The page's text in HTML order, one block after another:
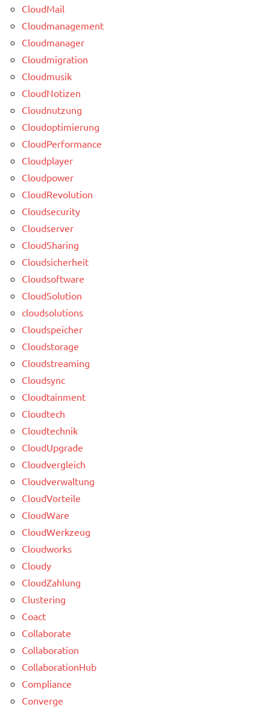
CloudMail
Cloudmanagement
Cloudmanager
Cloudmigration
Cloudmusik
CloudNotizen
Cloudnutzung
Cloudoptimierung
CloudPerformance
Cloudplayer
Cloudpower
CloudRevolution
Cloudsecurity
Cloudserver
CloudSharing
Cloudsicherheit
Cloudsoftware
CloudSolution
cloudsolutions
Cloudspeicher
Cloudstorage
Cloudstreaming
Cloudsync
Cloudtainment
Cloudtech
Cloudtechnik
CloudUpgrade
Cloudvergleich
Cloudverwaltung
CloudVorteile
CloudWare
CloudWerkzeug
Cloudworks
Cloudy
CloudZahlung
Clustering
Coact
Collaborate
Collaboration
CollaborationHub
Compliance
Converge